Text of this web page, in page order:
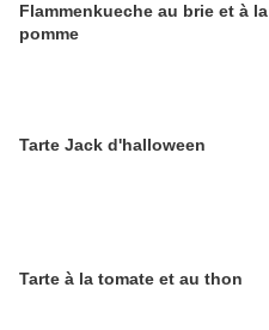
Flammenkueche au brie et à la
pomme
Tarte Jack d'halloween
Tarte à la tomate et au thon